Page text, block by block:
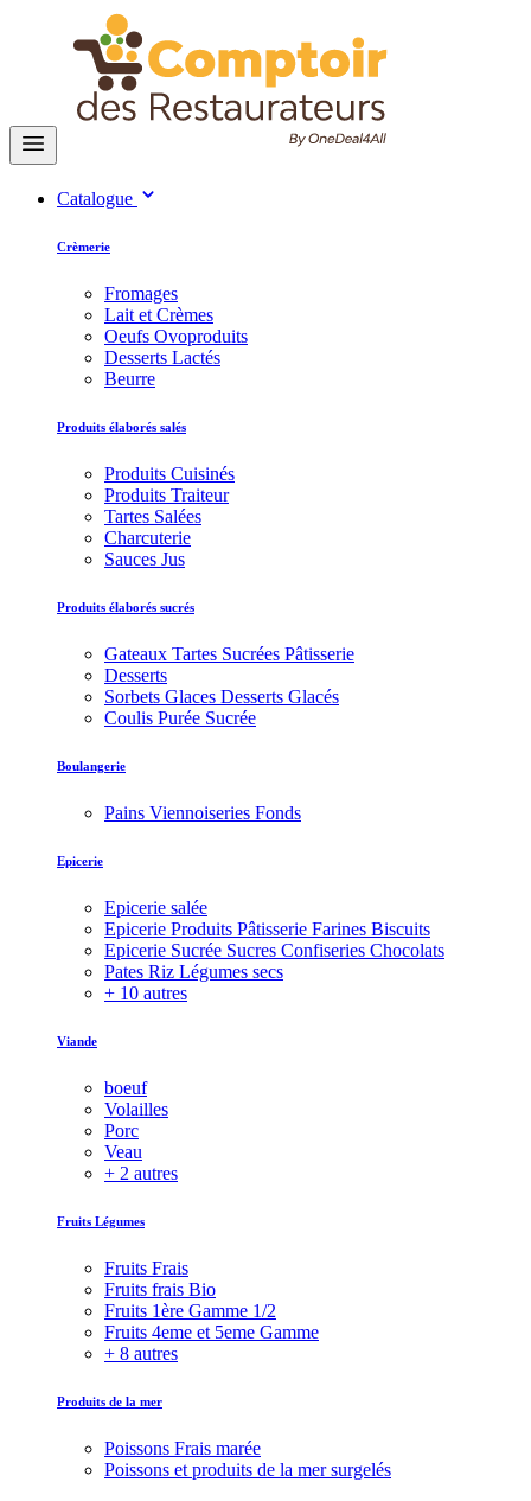
Catalogue
Crèmerie
Fromages
Lait et Crèmes
Oeufs Ovoproduits
Desserts Lactés
Beurre
Produits élaborés salés
Produits Cuisinés
Produits Traiteur
Tartes Salées
Charcuterie
Sauces Jus
Produits élaborés sucrés
Gateaux Tartes Sucrées Pâtisserie
Desserts
Sorbets Glaces Desserts Glacés
Coulis Purée Sucrée
Boulangerie
Pains Viennoiseries Fonds
Epicerie
Epicerie salée
Epicerie Produits Pâtisserie Farines Biscuits
Epicerie Sucrée Sucres Confiseries Chocolats
Pates Riz Légumes secs
+ 10 autres
Viande
boeuf
Volailles
Porc
Veau
+ 2 autres
Fruits Légumes
Fruits Frais
Fruits frais Bio
Fruits 1ère Gamme 1/2
Fruits 4eme et 5eme Gamme
+ 8 autres
Produits de la mer
Poissons Frais marée
Poissons et produits de la mer surgelés